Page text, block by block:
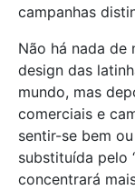
campanhas
Não há nada de
design das
mundo, mas
comerciais e
sentir-se bem
substituída pelo
concentrará